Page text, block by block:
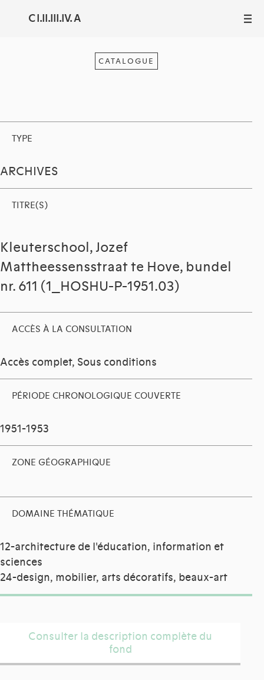
C I.II.III.IV. A III
CATALOGUE
TYPE
ARCHIVES
TITRE(S)
Kleuterschool, Jozef
Mattheessensstraat te Hove, bundel
nr. 611 (1_HOSHU-P-1951.03)
ACCÈS À LA CONSULTATION
Accès complet, Sous conditions
PÉRIODE CHRONOLOGIQUE COUVERTE
1951-1953
ZONE GÉOGRAPHIQUE
DOMAINE THÉMATIQUE
12-architecture de l'éducation, information et
sciences
24-design, mobilier, arts décoratifs, beaux-art
Consulter la description complète du
fond